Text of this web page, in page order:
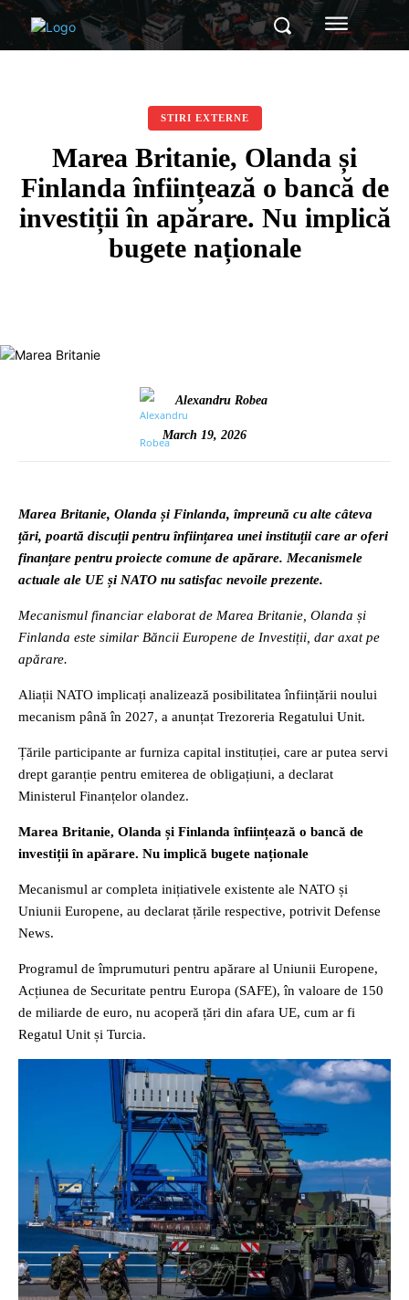
STIRI EXTERNE
Marea Britanie, Olanda și
Finlanda înființează o bancă de
investiții în apărare. Nu implică
bugete naționale
Alexandru Robea
March 19, 2026
Marea Britanie, Olanda și Finlanda, împreună cu alte câteva
țări, poartă discuții pentru înființarea unei instituții care ar oferi
finanțare pentru proiecte comune de apărare. Mecanismele
actuale ale UE și NATO nu satisfac nevoile prezente.
Mecanismul financiar elaborat de Marea Britanie, Olanda și
Finlanda este similar Băncii Europene de Investiții, dar axat pe
apărare.
Aliații NATO implicați analizează posibilitatea înființării noului
mecanism până în 2027, a anunțat Trezoreria Regatului Unit.
Țările participante ar furniza capital instituției, care ar putea servi
drept garanție pentru emiterea de obligațiuni, a declarat
Ministerul Finanțelor olandez.
Marea Britanie, Olanda și Finlanda înființează o bancă de
investiții în apărare. Nu implică bugete naționale
Mecanismul ar completa inițiativele existente ale NATO și
Uniunii Europene, au declarat țările respective, potrivit Defense
News.
Programul de împrumuturi pentru apărare al Uniunii Europene,
Acțiunea de Securitate pentru Europa (SAFE), în valoare de 150
de miliarde de euro, nu acoperă țări din afara UE, cum ar fi
Regatul Unit și Turcia.